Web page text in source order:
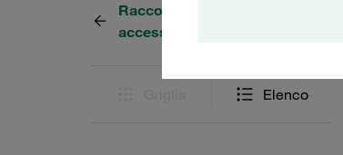
Raccordi di misura e
accessori STAUFF Test 10
Elenco